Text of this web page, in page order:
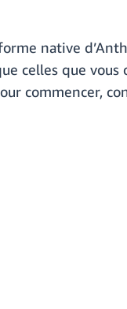
native
celles que
commencer,